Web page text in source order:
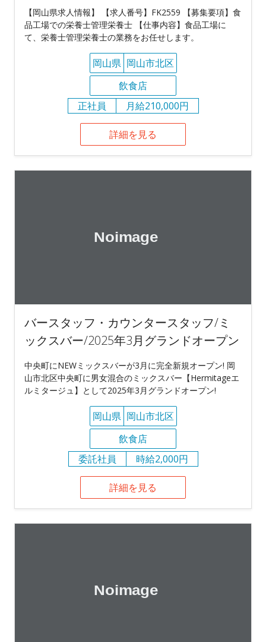
【岡山県求人情報】 【求人番号】FK2559 【募集要項】食
品工場での栄養士管理栄養士 【仕事内容】食品工場に
て、栄養士管理栄養士の業務をお任せします。
岡山県 岡山市北区
飲食店
正社員
月給210,000円
詳細を見る
バースタッフ・カウンタースタッフ/ミ
ックスバー/2025年3月グランドオープン
中央町にNEWミックスバーが3月に完全新規オープン! 岡
山市北区中央町に男女混合のミックスバー【Hermitageエ
ルミタージュ】として2025年3月グランドオープン!
岡山県 岡山市北区
飲食店
委託社員
時給2,000円
詳細を見る